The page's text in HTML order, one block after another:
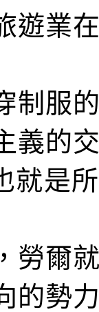
遊業
制服
義的
就是
勞爾
的勢